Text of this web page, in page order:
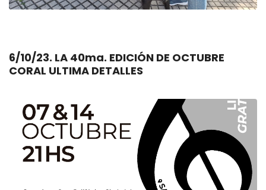
6/10/23. LA 40ma. EDICIÓN DE OCTUBRE
CORAL ULTIMA DETALLES